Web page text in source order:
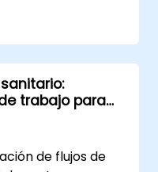
trabajo para
de flujos de